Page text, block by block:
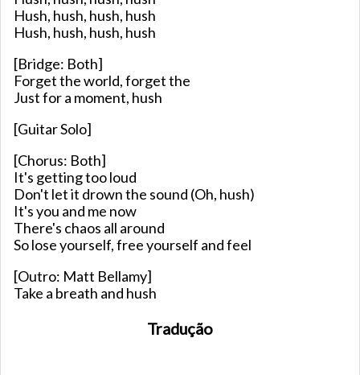
Hush, hush, hush, hush
Hush, hush, hush, hush
[Bridge: Both]
Forget the world, forget the
Just for a moment, hush
[Guitar Solo]
[Chorus: Both]
It's getting too loud
Don't let it drown the sound (Oh, hush)
It's you and me now
There's chaos all around
So lose yourself, free yourself and feel
[Outro: Matt Bellamy]
Take a breath and hush
Tradução